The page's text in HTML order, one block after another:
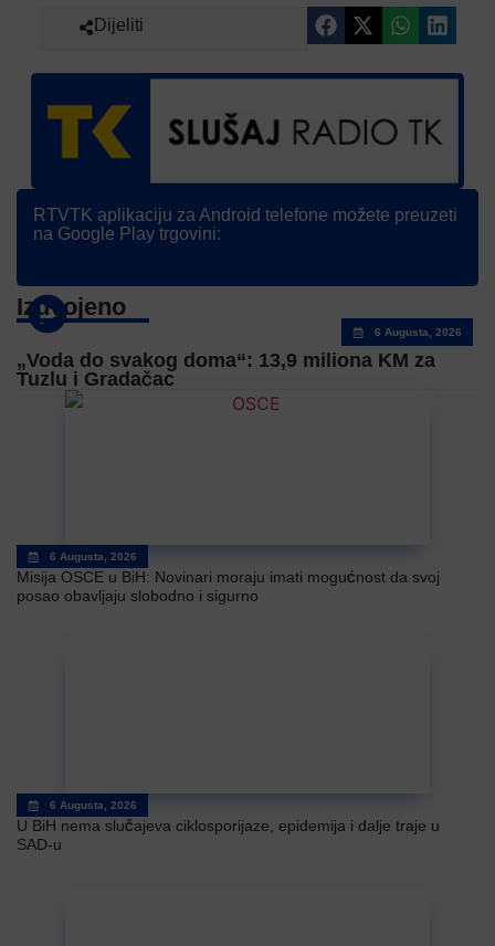
Dijeliti
RTVTK aplikaciju za Android telefone možete preuzeti
na Google Play trgovini:
Izdvojeno
6 Augusta, 2026
„Voda do svakog doma“: 13,9 miliona KM za
Tuzlu i Gradačac
6 Augusta, 2026
Misija OSCE u BiH: Novinari moraju imati mogućnost da svoj
posao obavljaju slobodno i sigurno
6 Augusta, 2026
U BiH nema slučajeva ciklosporijaze, epidemija i dalje traje u
SAD-u